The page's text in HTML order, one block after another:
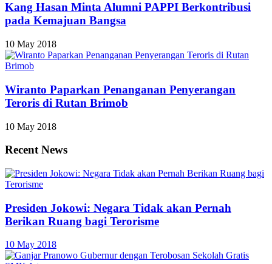
Kang Hasan Minta Alumni PAPPI Berkontribusi
pada Kemajuan Bangsa
10 May 2018
Wiranto Paparkan Penanganan Penyerangan
Teroris di Rutan Brimob
10 May 2018
Recent News
Presiden Jokowi: Negara Tidak akan Pernah
Berikan Ruang bagi Terorisme
10 May 2018